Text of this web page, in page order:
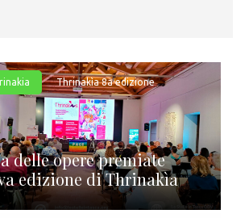
Thrinakìa 8a edizione
delle opere premiate
edizione di Thrinakìa